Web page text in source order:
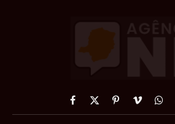
Facebook
X
PinterestVimeo